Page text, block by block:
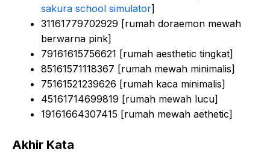
sakura school simulator]
31161779702929 [rumah doraemon mewah
berwarna pink]
79161615756621 [rumah aesthetic tingkat]
85161571118367 [rumah mewah minimalis]
75161521239626 [rumah kaca minimalis]
45161714699819 [rumah mewah lucu]
19161664307415 [rumah mewah aethetic]
Akhir Kata